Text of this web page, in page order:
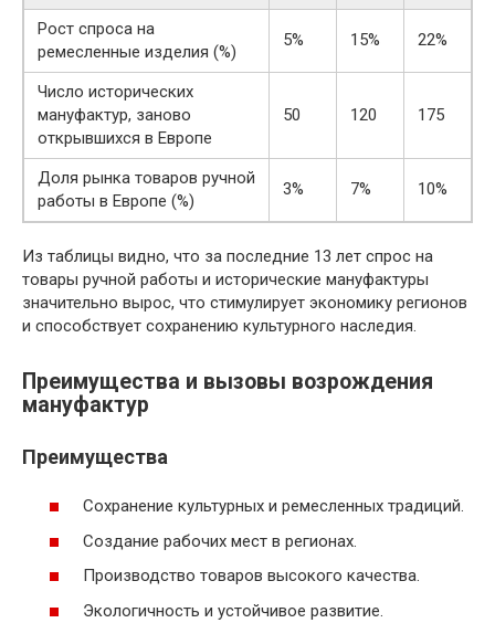
Рост спроса на
ремесленные изделия (%)
5% 15% 22%
Число исторических
мануфактур, заново
открывшихся в Европе
50 120 175
Доля рынка товаров ручной
работы в Европе (%)
3% 7% 10%
Из таблицы видно, что за последние 13 лет спрос на
товары ручной работы и исторические мануфактуры
значительно вырос, что стимулирует экономику регионов
и способствует сохранению культурного наследия.
Преимущества и вызовы возрождения
мануфактур
Преимущества
Сохранение культурных и ремесленных традиций.
Создание рабочих мест в регионах.
Производство товаров высокого качества.
Экологичность и устойчивое развитие.